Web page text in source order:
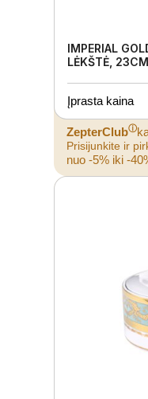
IMPERIAL
LĖKŠTĖ, 23CM
Įprasta kaina
ZepterClubⓘ
Prisijunkite ir
nuo -5% iki -